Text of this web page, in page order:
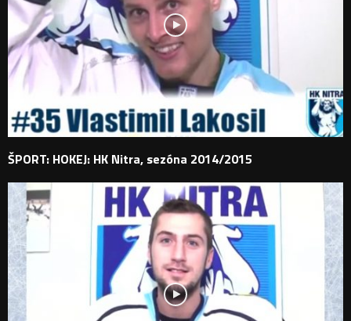
ŠPORT: HOKEJ: HK Nitra, sezóna 2014/2015